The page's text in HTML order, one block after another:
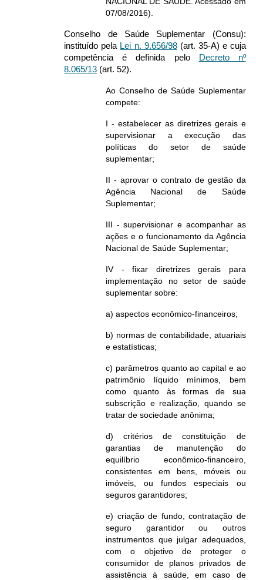
07/08/2016).
Conselho de Saúde Suplementar (Consu):
instituído pela Lei n. 9.656/98(art. 35-A) e cuja
competência é definida pelo
Decreto nº
8.065/13 (art. 52).
Ao Conselho de Saúde Suplementar
compete:
I - estabelecer as diretrizes gerais e
supervisionar a execução das
políticas do setor de saúde
suplementar;
II - aprovar o contrato de gestão da
Agência Nacional de Saúde
Suplementar;
III - supervisionar e acompanhar as
ações e o funcionamento da Agência
Nacional de Saúde Suplementar;
IV - fixar diretrizes gerais para
implementação no setor de saúde
suplementar sobre:
a) aspectos econômico-financeiros;
b) normas de contabilidade, atuariais
e estatísticas;
c) parâmetros quanto ao capital e ao
patrimônio líquido mínimos, bem
como quanto às formas de sua
subscrição e realização, quando se
tratar de sociedade anônima;
d) critérios de constituição de
garantias de manutenção do
equilíbrio econômico-financeiro,
consistentes em bens, móveis ou
imóveis, ou fundos especiais ou
seguros garantidores;
e) criação de fundo, contratação de
seguro garantidor ou outros
instrumentos que julgar adequados,
com o objetivo de proteger o
consumidor de planos privados de
assistência à saúde, em caso de